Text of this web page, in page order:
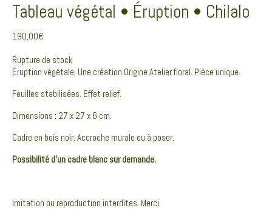
Tableau végétal • Éruption • Chilalo
190,00€
Rupture de stock
Éruption végétale. Une création Origine Atelier floral. Pièce unique.
Feuilles stabilisées. Effet relief.
Dimensions : 27 x 27 x 6 cm.
Cadre en bois noir. Accroche murale ou à poser.
Possibilité d’un cadre blanc sur demande.
Imitation ou reproduction interdites. Merci.